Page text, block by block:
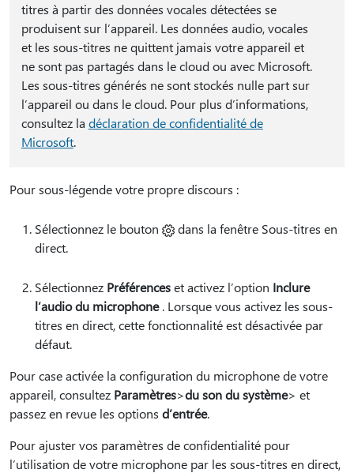
titres à partir des données vocales détectées se
produisent sur l’appareil. Les données audio, vocales
et les sous-titres ne quittent jamais votre appareil et
ne sont pas partagés dans le cloud ou avec Microsoft.
Les sous-titres générés ne sont stockés nulle part sur
l’appareil ou dans le cloud. Pour plus d’informations,
consultez la déclaration de confidentialité de
Microsoft.
Pour sous-légende votre propre discours :
Sélectionnez le bouton
dans la fenêtre Sous-titres en
direct.
Sélectionnez Préférenceset activez l’option Inclure
l’audio du microphone. Lorsque vous activez les sous-
titres en direct, cette fonctionnalité est désactivée par
défaut.
Pour case activée la configuration du microphone de votre
appareil, consultez Paramètres>du son du système> et
passez en revue les options d’entrée.
Pour ajuster vos paramètres de confidentialité pour
l’utilisation de votre microphone par les sous-titres en direct,